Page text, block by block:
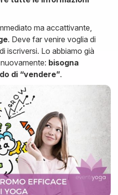
ma accattivante,
. Deve far venire voglia di
iscriversi. Lo abbiamo già
bisogna
di “vendere”.